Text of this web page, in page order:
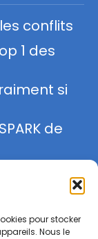
pour stocker
Nous le
conflits
1 des
si
de